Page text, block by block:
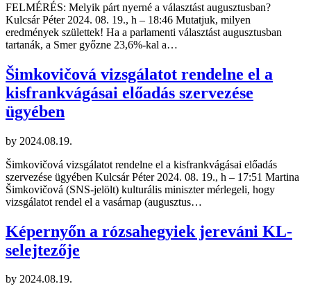
FELMÉRÉS: Melyik párt nyerné a választást augusztusban?
Kulcsár Péter 2024. 08. 19., h – 18:46 Mutatjuk, milyen
eredmények születtek! Ha a parlamenti választást augusztusban
tartanák, a Smer győzne 23,6%-kal a…
Šimkovičová vizsgálatot rendelne el a
kisfrankvágásai előadás szervezése
ügyében
by 2024.08.19.
Šimkovičová vizsgálatot rendelne el a kisfrankvágásai előadás
szervezése ügyében Kulcsár Péter 2024. 08. 19., h – 17:51 Martina
Šimkovičová (SNS-jelölt) kulturális miniszter mérlegeli, hogy
vizsgálatot rendel el a vasárnap (augusztus…
Képernyőn a rózsahegyiek jereváni KL-
selejtezője
by 2024.08.19.